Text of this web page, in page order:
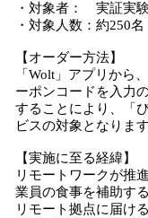
・対象者： 実証実
・対象人数：約250名
【オーダー方法】
「Wolt」アプリから
ーポンコードを入力
することにより、「
ビスの対象となります
【実施に至る経緯】
リモートワークが推
業員の食事を補助す
リモート拠点に届け